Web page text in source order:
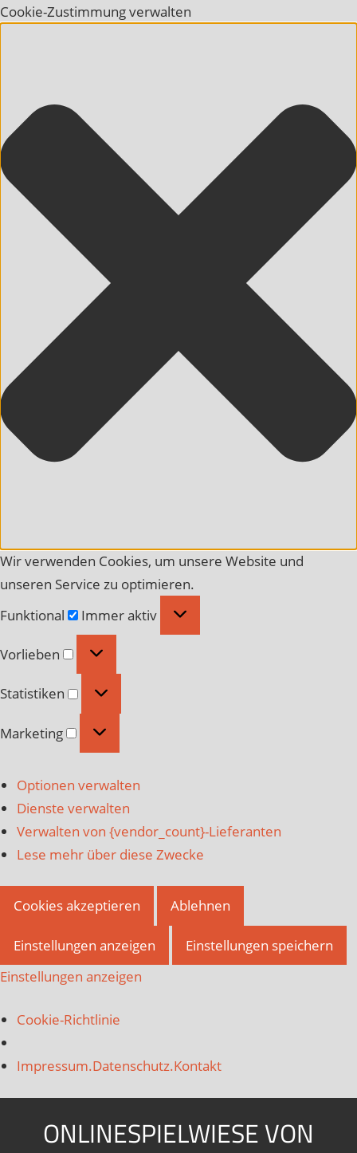
Cookie-Zustimmung verwalten
Wir verwenden Cookies, um unsere Website und
unseren Service zu optimieren.
Funktional
Funktional
Immer aktiv
Vorlieben Vorlieben
Statistiken Statistiken
Marketing Marketing
Optionen verwalten
Dienste verwalten
Verwalten von {vendor_count}-Lieferanten
Lese mehr über diese Zwecke
Cookies akzeptieren Ablehnen
Einstellungen anzeigen
Einstellungen speichern
Einstellungen anzeigen
Cookie-Richtlinie
Impressum.Datenschutz.Kontakt
ONLINESPIELWIESE VON